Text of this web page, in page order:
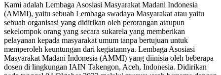
Kami adalah Lembaga Asosiasi Masyarakat Madani Indonesia
(AMMI), yaitu sebuah Lembaga swadaya Masyarakat atau yaitu
sebuah organisasi yang didirikan oleh perorangan ataupun
sekelompok orang yang secara sukarela yang memberikan
pelayanan kepada masyarakat umum tanpa bertujuan untuk
memperoleh keuntungan dari kegiatannya. Lembaga Asosiasi
Masyarakat Madani Indonesia (AMMI) yang diinisia oleh beberapa
dosen di lingkungan IAIN Takengon, Aceh, Indonesia. Didirikan